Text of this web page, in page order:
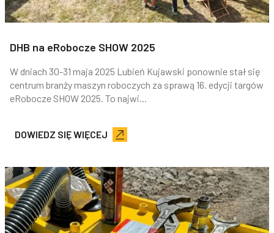
DHB na eRobocze SHOW 2025
W dniach 30-31 maja 2025 Lubień Kujawski ponownie stał się
centrum branży maszyn roboczych za sprawą 16. edycji targów
eRobocze SHOW 2025. To najwi...
DOWIEDZ SIĘ WIĘCEJ